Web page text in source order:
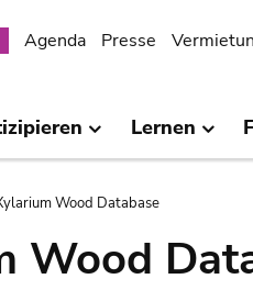
Agenda Presse
Lernen
Wood Database
Wood